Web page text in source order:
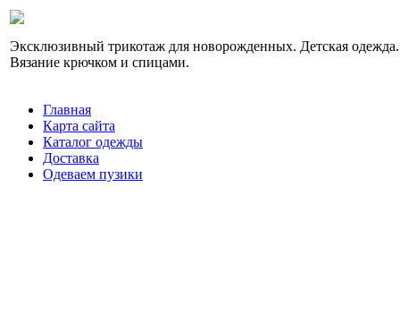
Эксклюзивный трикотаж для новорожденных. Детская одежда.
Вязание крючком и спицами.
Главная
Карта сайта
Каталог одежды
Доставка
Одеваем пузики